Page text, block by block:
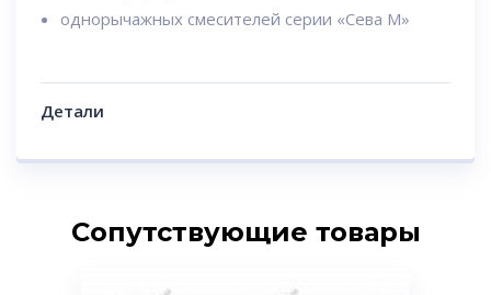
однорычажных смесителей серии «Сева М»
Детали
Сопутствующие товары